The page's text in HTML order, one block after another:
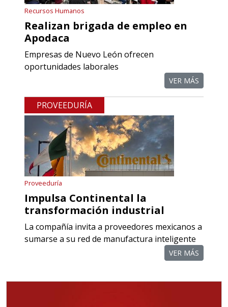
referencias comerciales.
Aplicar al Requerimiento
Empresa en Querétaro
COMPONENTES PARA
RECTIFICADORAS
Especificaciones:
Requisitos: Otorgar condiciones de
crédito acordes a las políticas del
grupo, contar con instalaciones
cercanas a la región y otorgar
referencias comerciales.
Aplicar al Requerimiento
Recursos Humanos
Realizan brigada de empleo en
Apodaca
Empresas de Nuevo León ofrecen
oportunidades laborales
VER MÁS
PROVEEDURÍA
Proveeduría
Impulsa Continental la
transformación industrial
La compañía invita a proveedores mexicanos a
sumarse a su red de manufactura inteligente
VER MÁS